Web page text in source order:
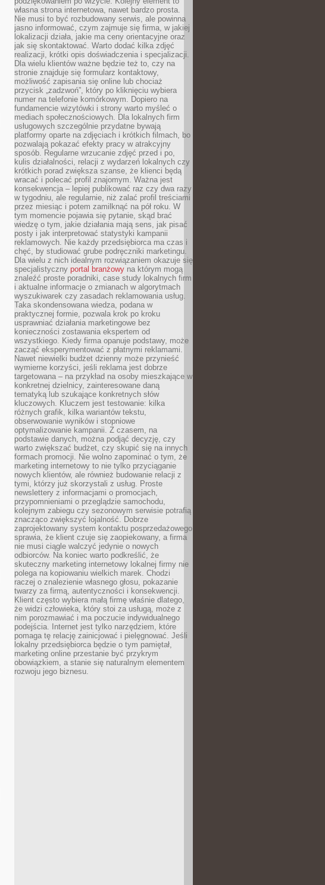
własna strona internetowa, nawet bardzo prosta.
Nie musi to być rozbudowany serwis, ale powinna
jasno informować, czym zajmuje się firma, w jakiej
lokalizacji działa, jakie ma ceny orientacyjne oraz
jak się skontaktować. Warto dodać kilka zdjęć
realizacji, krótki opis doświadczenia i specjalizacji.
Dla wielu klientów ważne będzie też to, czy na
stronie znajduje się formularz kontaktowy,
możliwość zapisania się online lub chociaż
przycisk „zadzwoń”, który po kliknięciu wybiera
numer na telefonie komórkowym. Dopiero na
fundamencie wizytówki i strony warto myśleć o
mediach społecznościowych. Dla lokalnych firm
usługowych szczególnie przydatne bywają
platformy oparte na zdjęciach i krótkich filmach, bo
pozwalają pokazać efekty pracy w atrakcyjny
sposób. Regularne wrzucanie zdjęć przed i po,
kulis działalności, relacji z wydarzeń lokalnych czy
krótkich porad zwiększa szanse, że klienci będą
wracać i polecać profil znajomym. Ważna jest
konsekwencja – lepiej publikować raz czy dwa razy
w tygodniu, ale regularnie, niż zalać profil treściami
przez miesiąc i potem zamilknąć na pół roku. W
tym momencie pojawia się pytanie, skąd brać
wiedzę o tym, jakie działania mają sens, jak pisać
posty i jak interpretować statystyki kampanii
reklamowych. Nie każdy przedsiębiorca ma czas i
chęć, by studiować grube podręczniki marketingu.
Dla wielu z nich idealnym rozwiązaniem okazuje się
specjalistyczny portal branżowy na którym mogą
znaleźć proste poradniki, case study lokalnych firm
i aktualne informacje o zmianach w algorytmach
wyszukiwarek czy zasadach reklamowania usług.
Taka skondensowana wiedza, podana w
praktycznej formie, pozwala krok po kroku
usprawniać działania marketingowe bez
konieczności zostawania ekspertem od
wszystkiego. Kiedy firma opanuje podstawy, może
zacząć eksperymentować z płatnymi reklamami.
Nawet niewielki budżet dzienny może przynieść
wymierne korzyści, jeśli reklama jest dobrze
targetowana – na przykład na osoby mieszkające w
konkretnej dzielnicy, zainteresowane daną
tematyką lub szukające konkretnych słów
kluczowych. Kluczem jest testowanie: kilka
różnych grafik, kilka wariantów tekstu,
obserwowanie wyników i stopniowe
optymalizowanie kampanii. Z czasem, na
podstawie danych, można podjąć decyzję, czy
warto zwiększać budżet, czy skupić się na innych
formach promocji. Nie wolno zapominać o tym, że
marketing internetowy to nie tylko przyciąganie
nowych klientów, ale również budowanie relacji z
tymi, którzy już skorzystali z usług. Proste
newslettery z informacjami o promocjach,
przypomnieniami o przeglądzie samochodu,
kolejnym zabiegu czy sezonowym serwisie potrafią
znacząco zwiększyć lojalność. Dobrze
zaprojektowany system kontaktu posprzedażowego
sprawia, że klient czuje się zaopiekowany, a firma
nie musi ciągle walczyć jedynie o nowych
odbiorców. Na koniec warto podkreślić, że
skuteczny marketing internetowy lokalnej firmy nie
polega na kopiowaniu wielkich marek. Chodzi
raczej o znalezienie własnego głosu, pokazanie
twarzy za firmą, autentyczności i konsekwencji.
Klient często wybiera małą firmę właśnie dlatego,
że widzi człowieka, który stoi za usługą, może z
nim porozmawiać i ma poczucie indywidualnego
podejścia. Internet jest tylko narzędziem, które
pomaga tę relację zainicjować i pielęgnować. Jeśli
lokalny przedsiębiorca będzie o tym pamiętał,
marketing online przestanie być przykrym
obowiązkiem, a stanie się naturalnym elementem
rozwoju jego biznesu.